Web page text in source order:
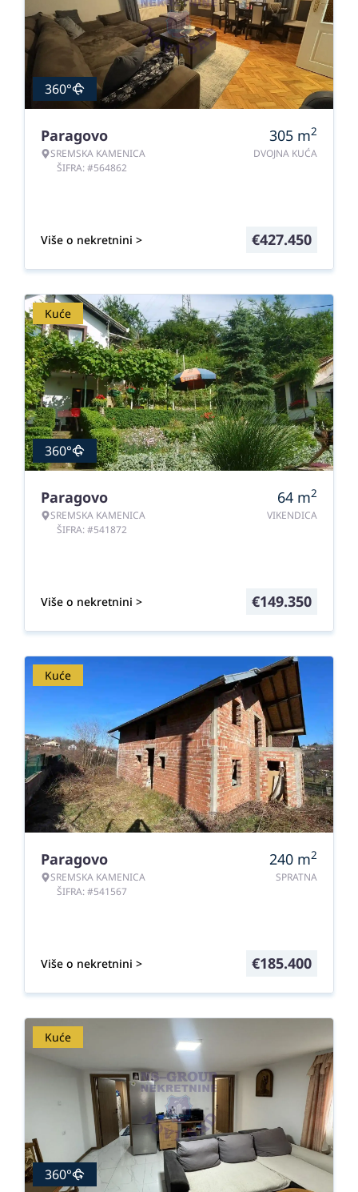
360°
Paragovo
SREMSKA KAMENICA
ŠIFRA: #564862
305 m2
DVOJNA KUĆA
Više o nekretnini > €427.450
Kuće
360°
Paragovo
SREMSKA KAMENICA
ŠIFRA: #541872
64 m2
VIKENDICA
Više o nekretnini > €149.350
Kuće
Paragovo
SREMSKA KAMENICA
ŠIFRA: #541567
240 m2
SPRATNA
Više o nekretnini > €185.400
Kuće
360°